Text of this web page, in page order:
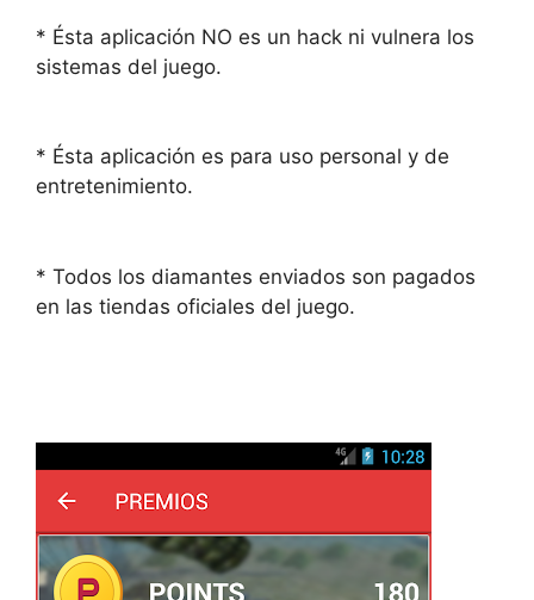
* Ésta aplicación NO es un hack ni vulnera los
sistemas del juego.
* Ésta aplicación es para uso personal y de
entretenimiento.
* Todos los diamantes enviados son pagados
en las tiendas oficiales del juego.